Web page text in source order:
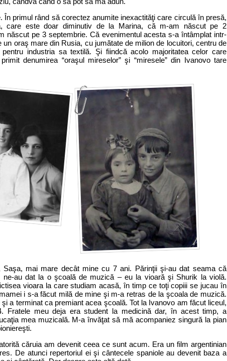
primul rând să corectez anumite inexactităţi care circulă în presă,
care este doar diminutiv de la Marina, că m-am născut pe 2
născut pe 3 septembrie. Că evenimentul acesta s-a întâmplat intr-
oraş mare din Rusia, cu jumătate de milion de locuitori, centru de
industria sa textilă. Şi fiindcă acolo majoritatea celor care
denumirea “oraşul mireselor” şi “miresele” din Ivanovo tare
mai mare decât mine cu 7 ani. Părinţii şi-au dat seama că
au dat la o şcoală de muzică – eu la vioară şi Shurik la violă.
vioara la care studiam acasă, în timp ce toţi copiii se jucau în
i s-a făcut milă de mine şi m-a retras de la şcoala de muzică.
a terminat ca premiant acea şcoală. Tot la Ivanovo am făcut liceul,
Fratele meu deja era student la medicină dar, în acest timp, a
mea muzicală. M-a învăţat să mă acompaniez singură la pian
căruia am devenit ceea ce sunt acum. Era un film argentinian
De atunci repertoriul ei şi cântecele spaniole au devenit baza a